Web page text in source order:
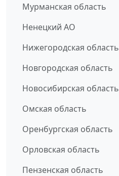
Мурманская область
Ненецкий АО
Нижегородская область
Новгородская область
Новосибирская область
Омская область
Оренбургская область
Орловская область
Пензенская область